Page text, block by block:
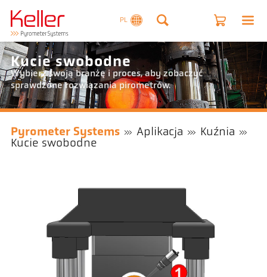
PL
Kucie swobodne
Wybierz swoją branżę i proces, aby zobaczyć
sprawdzone rozwiązania pirometrów.
Pyrometer Systems Aplikacja
Kuźnia
Kucie swobodne